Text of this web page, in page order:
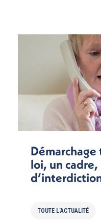
loi, un cadre,
TOUTE L'ACTUALITÉ